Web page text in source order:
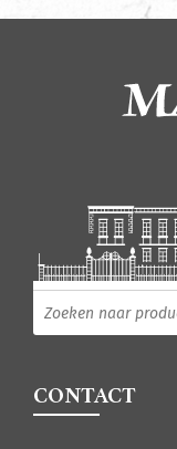
CONTACT